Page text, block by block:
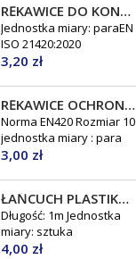
RĘKAWICE DO KONTAKTU Z ŻYWNOŚCIĄ SWG-MELS
Jednostka miary: paraEN
ISO 21420:2020
Cena
3,20 zł
RĘKAWICE OCHRONNE POWLEKANE LATEKSEM X-BRUK BRUKARSKIE
Norma EN420 Rozmiar 10
jednostka miary : para
Cena
3,00 zł
ŁAŃCUCH PLASTIKOWY BIAŁO-CZERWONY
Długość: 1m Jednostka
miary: sztuka
Cena
4,00 zł